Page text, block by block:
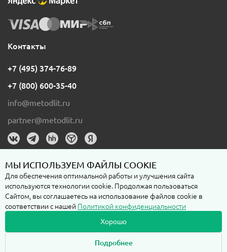
Контакты
+7 (495) 374-76-89
+7 (800) 600-35-40
info@metodlit.ru
partner@metodlit.ru
Пользовательское соглашение
Политика конфиденциальности
Любая информация на сайте metodlit.ru, включая стоимость, наличие
МЫ ИСПОЛЬЗУЕМ ФАЙЛЫ COOKIE
Для обеспечения оптимальной работы и улучшения сайта
используются технологии cookie. Продолжая пользоваться
Сайтом, вы соглашаетесь на использование файлов cookie в
соответствии с нашей Политикой конфиденциальности
Хорошо
Подробнее